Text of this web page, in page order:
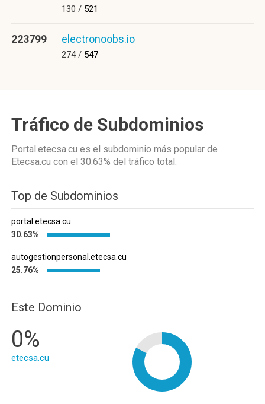
130 / 521
223799 electronoobs.io
274 / 547
Tráfico de Subdominios
Portal.etecsa.cu es el subdominio más popular de
Etecsa.cu con el 30.63% del tráfico total.
Top de Subdominios
portal.etecsa.cu
30.63%
autogestionpersonal.etecsa.cu
25.76%
Este Dominio
0%
etecsa.cu